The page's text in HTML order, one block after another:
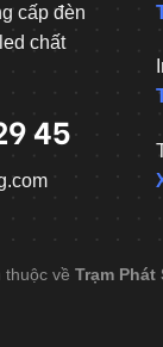
cấp đèn
chất
45
thuộc về Trạm Phát